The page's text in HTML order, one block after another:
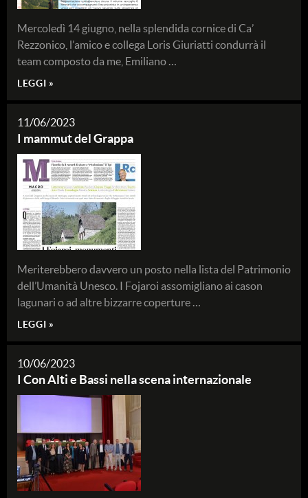
Mercoledì 14 giugno, nella splendida cornice di Ca’
Rezzonico, l’amico e collega Loris Giuriatti condurrà il
team composto da me, Emiliano …
LEGGI »
11/06/2023
I mammut del Grappa
Meriterebbero davvero un posto nella lista del Patrimonio
dell’Umanità Unesco. I Fojaroi assomigliano ai cason
lagunari o ad altre bizzarre coperture …
LEGGI »
10/06/2023
I Con Alti e Bassi nella scena internazionale